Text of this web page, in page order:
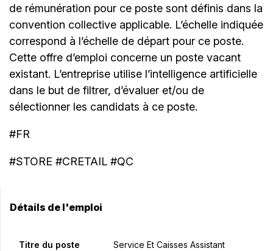
de rémunération pour ce poste sont définis dans la
convention collective applicable. L’échelle indiquée
correspond à l’échelle de départ pour ce poste.
Cette offre d’emploi concerne un poste vacant
existant. L’entreprise utilise l’intelligence artificielle
dans le but de filtrer, d’évaluer et/ou de
sélectionner les candidats à ce poste.
#FR
#STORE #CRETAIL #QC
Détails de l'emploi
Titre du poste
Service Et Caisses Assistant